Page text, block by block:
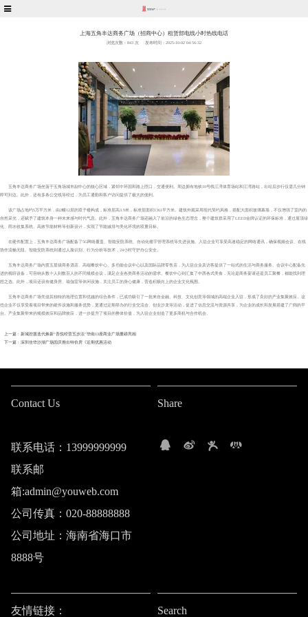
上海五角丰达商务广场（招商中心）租赁部电线小时热线电话
浏览次数： 843 次 发布时间：2025-10-02 04:56:32
五角丰达商务广场坐落于五角场城市副中心的核心区域，紧邻中环国和路上匝口，交通便利。周边拥有地铁10号线江湾体育场站和江湾路站，出站后步行仅需几分钟
即可到达。此外，还有多条公交线等经过，为员工通勤和客户访问提供了极大的便利。
该广场占地约5万平方米，由2幢12层的双子楼构成，标准层高3.9米，标准层面积1361平方米。建筑外观采用现代简约风格，搭配大面积玻璃幕墙，不仅增强了室内的
自然采光，还赋予了建筑本身一种未来感与时代气息。此外，五角丰达商务广场还融入了前沿的绿色生态理念，整个建筑群采用了LEED金牌认证的环保标准，通过屋顶绿
化、雨水收集系统、高效节能材料等创新设计，实现了节能减排与美化环境的双重目标。
在硬件配置上，五角丰达商务广场配备了5G网络覆盖、智能安防系统、自动化楼宇管理系统等先进设施。入驻企业可享受高速稳定的网络通讯，确保视频会议、在线
协作流畅无阻。智能安防系统则通过人脸识别、行为分析等技术，24小时守护办公安全。
五角丰达商务广场内置五星级商务酒店、高端餐饮中心、多功能会议中心以及国际品牌零售店，为入驻企业及访客提供了一站式的生活与商务服务。会议中心配备先
进的视听设备，可容纳从数十人到数百人的不同规模会议，满足企业各类商务活动的需求。餐饮中心则汇集了中西各式美食，无论是商务宴请还是员工聚餐，都能找到理
想之选。此外，项目还设有健身房、瑜伽室等休闲设施，关注员工的身心健康，营造积极向上的企业文化氛围。
五角丰达商务广场凭借其独特的地理位置和优越的综合条件，已成功吸引了一批来自金融、科技、文化创意等领域的高端企业入驻，形成了良好的产业集聚效应。这
些企业不仅享受着项目带来的硬件设施和服务优势，更通过定期举办的行业交流会、创业沙龙等活动，促进了信息交流与资源共享，为企业的成长和发展搭建了广阔的平
台。产业集聚带来的规模效应和品牌效应，进一步提升了项目的整体价值，为入驻企业创造了更多商机与合作机会。
上一篇 : 新城控股迭代焕新“吾悦经营五步法”华南13座商业广场重磅亮相
下一篇 : 深圳佳华沙湖广场国庆推出特价房《近期优惠活动
Contact Us
联系电话：13999999999
联系邮
箱:admin@youweb.com
公司传真：020-88888888
公司地址：海南省海口市
8888号
Share
友情链接： Search